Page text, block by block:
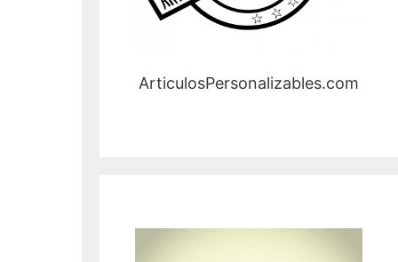
ArticulosPersonalizables.com